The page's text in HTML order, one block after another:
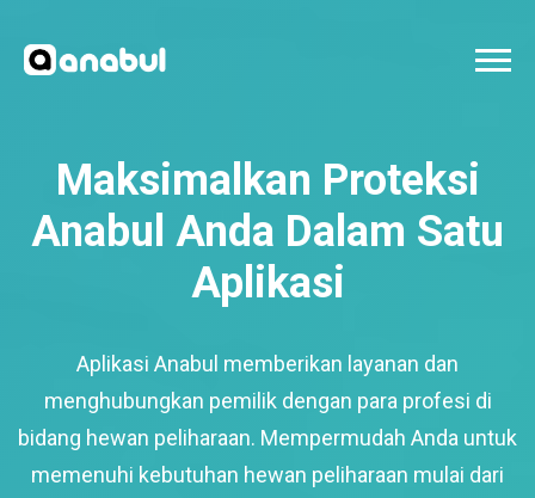
Maksimalkan Proteksi
Anabul Anda Dalam Satu
Aplikasi
Aplikasi Anabul memberikan layanan dan
menghubungkan pemilik dengan para profesi di
bidang hewan peliharaan. Mempermudah Anda untuk
memenuhi kebutuhan hewan peliharaan mulai dari